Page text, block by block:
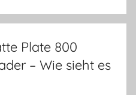
Plate 800
– Wie sieht es